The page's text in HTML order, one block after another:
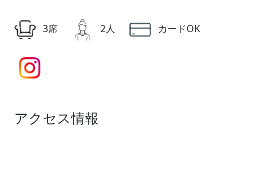
3席 2人 カードOK
アクセス情報